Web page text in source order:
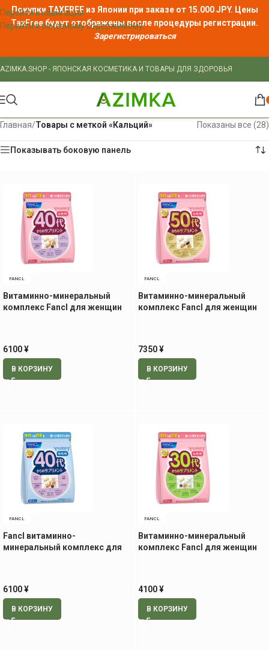
Перейти к навигации
Перейти к основному содержимому
Покупки TAXFREE из Японии при заказе от 15.000 JPY. Цены
TaxFreeбудут отображены после процедуры регистрации.
Зарегистрироваться
AZIMKA.SHOP - ЯПОНСКАЯ КОСМЕТИКА И ТОВАРЫ ДЛЯ ЗДОРОВЬЯ
Главная/Товары с меткой «Кальций» Показаны все (28)
Показывать боковую панель
FANCL
Витаминно-минеральный
комплекс Fancl для женщин
6100¥
В КОРЗИНУ
FANCL
Витаминно-минеральный
комплекс Fancl для женщин
7350¥
В КОРЗИНУ
FANCL
Fancl витаминно-
минеральный комплекс для
6100¥
В КОРЗИНУ
FANCL
Витаминно-минеральный
комплекс Fancl для женщин
4100¥
В КОРЗИНУ